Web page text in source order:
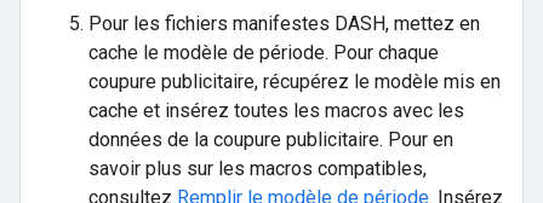
Pour les fichiers manifestes DASH, mettez en
cache le modèle de période. Pour chaque
coupure publicitaire, récupérez le modèle mis en
cache et insérez toutes les macros avec les
données de la coupure publicitaire. Pour en
savoir plus sur les macros compatibles,
consultez Remplir le modèle de période. Insérez